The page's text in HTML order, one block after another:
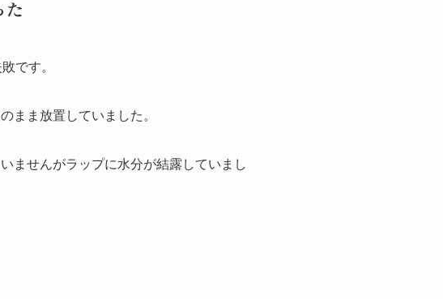
た
です。
まま放置していました。
ませんがラップに水分が結露していまし